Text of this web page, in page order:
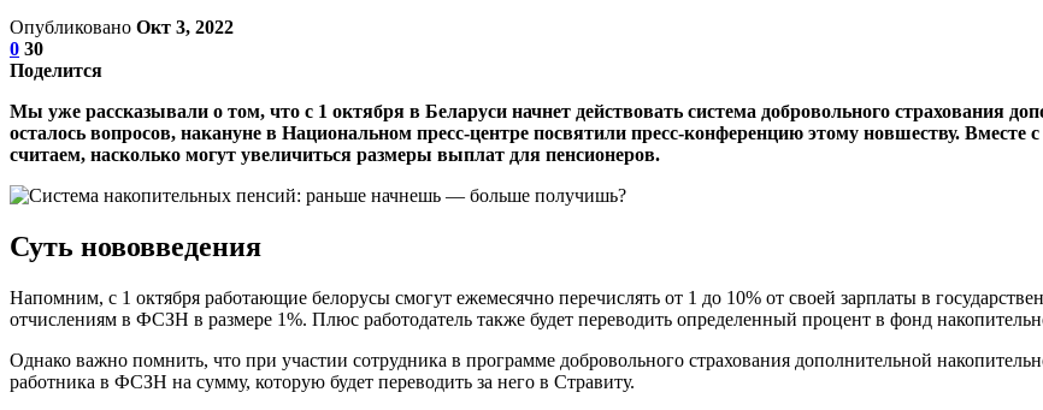
Опубликовано Окт 3, 2022
0 30
Поделится
Мы уже рассказывали о том, что с 1 октября в Беларуси начнет действовать система добровольного страхования
осталось вопросов, накануне в Национальном пресс-центре посвятили пресс-конференцию этому новшеству. Вместе
считаем, насколько могут увеличиться размеры выплат для пенсионеров.
Суть нововведения
Напомним, с 1 октября работающие белорусы смогут ежемесячно перечислять от 1 до 10% от своей зарплаты в
отчислениям в ФСЗН в размере 1%. Плюс работодатель также будет переводить определенный процент в фонд
Однако важно помнить, что при участии сотрудника в программе добровольного страхования дополнительной
работника в ФСЗН на сумму, которую будет переводить за него в Стравиту.